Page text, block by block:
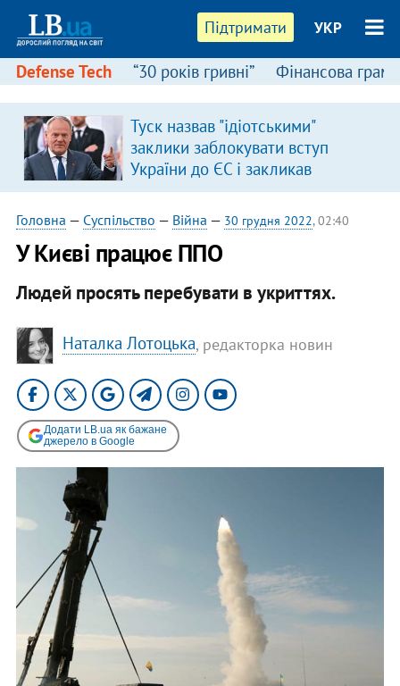
Підтримати УКР
Defense Tech “30 років гривні” Фінансова
Туск назвав "ідіотськими"
заклики заблокувати вступ
України до ЄС і закликав
припинити антиукраїнську
риторику
Головна — Суспільство — Війна — 30 грудня 2022, 02:40
У Києві працює ППО
Людей просять перебувати в укриттях.
Наталка Лотоцька, редакторка новин
Додати LB.ua як бажане
джерело в Google